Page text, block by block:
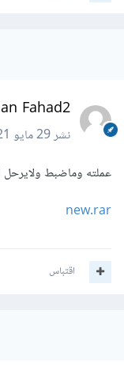
Fahad2
نشر29 مايو 2021
عملته وماضبط
new.rar
اقتباس